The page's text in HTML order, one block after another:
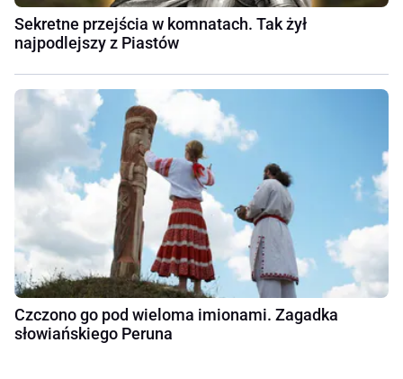
Sekretne przejścia w komnatach. Tak żył
najpodlejszy z Piastów
Czczono go pod wieloma imionami. Zagadka
słowiańskiego Peruna